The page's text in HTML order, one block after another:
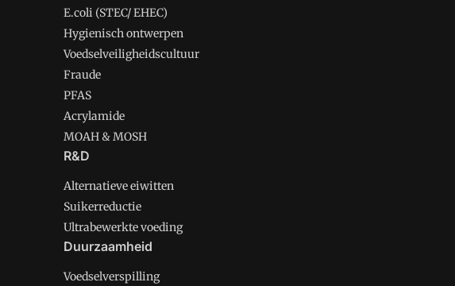
E.coli (STEC/ EHEC)
Hygienisch ontwerpen
Voedselveiligheidscultuur
Fraude
PFAS
Acrylamide
MOAH & MOSH
R&D
Alternatieve eiwitten
Suikerreductie
Ultrabewerkte voeding
Duurzaamheid
Voedselverspilling